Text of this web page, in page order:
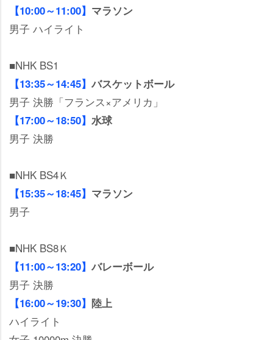
【10:00～11:00】 マラソン
男子 ハイライト
■NHK BS1
【13:35～14:45】バスケットボール
男子 決勝「フランス×アメリカ」
【17:00～18:50】 水球
男子 決勝
■NHK BS4Ｋ
【15:35～18:45】 マラソン
男子
■NHK BS8Ｋ
【11:00～13:20】バレーボール
男子 決勝
【16:00～19:30】 陸上
ハイライト